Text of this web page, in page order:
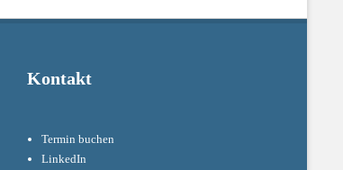
Kontakt
Termin buchen
LinkedIn